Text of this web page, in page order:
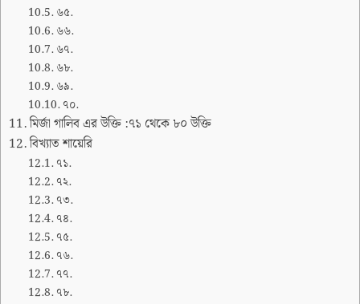
৬৫.
৬৬.
৬৭.
৬৮.
৬৯.
৭০.
মির্জা গালিব এর উক্তি :৭১ থেকে ৮০ উক্তি
বিখ্যাত শায়েরি
৭১.
৭২.
৭৩.
৭৪.
৭৫.
৭৬.
৭৭.
৭৮.